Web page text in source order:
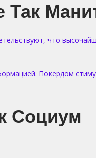
Так
что
Покердом
Социум